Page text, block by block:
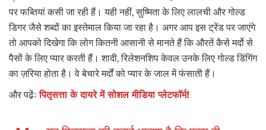
पर फब्तियां कसी जा रही हैं। यही नहीं, सुष्मिता के लिए लालची और गोल्ड
डिगर जैसे शब्दों का इस्तेमाल किया जा रहा है। अगर आप इस ट्रेंड पर जाएंगे
तो आपको दिखेगा कि लोग कितनी आसानी से मानते हैं कि औरतें कैसे मर्दो से
पैसों के लिए प्यार करती हैं। शादी, रिलेशनशिप केवल उनके लिए गोल्ड डिंगिंग
का ज़रिया होता है। वे बेचारे मर्दों को प्यार के जाल में फंसाती हैं।
और पढे़ंःपितृसत्ता के दायरे में सोशल मीडिया प्लेटफॉर्म!